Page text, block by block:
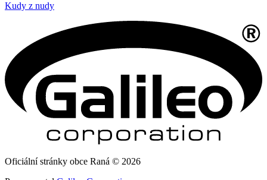
Kudy z nudy
Oficiální stránky obce Raná © 2026